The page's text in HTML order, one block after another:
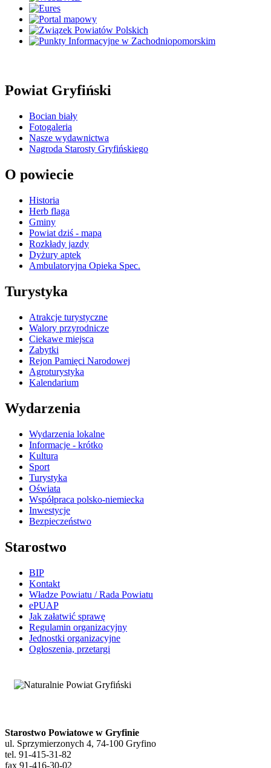
Powiat Gryfiński
Bocian biały
Fotogaleria
Nasze wydawnictwa
Nagroda Starosty Gryfińskiego
O powiecie
Historia
Herb flaga
Gminy
Powiat dziś - mapa
Rozkłady jazdy
Dyżury aptek
Ambulatoryjna Opieka Spec.
Turystyka
Atrakcje turystyczne
Walory przyrodnicze
Ciekawe miejsca
Zabytki
Rejon Pamięci Narodowej
Agroturystyka
Kalendarium
Wydarzenia
Wydarzenia lokalne
Informacje - krótko
Kultura
Sport
Turystyka
Oświata
Współpraca polsko-niemiecka
Inwestycje
Bezpieczeństwo
Starostwo
BIP
Kontakt
Władze Powiatu / Rada Powiatu
ePUAP
Jak załatwić sprawę
Regulamin organizacyjny
Jednostki organizacyjne
Ogłoszenia, przetargi
Starostwo Powiatowe w Gryfinie
ul. Sprzymierzonych 4, 74-100 Gryfino
tel. 91-415-31-82
fax 91-416-30-02